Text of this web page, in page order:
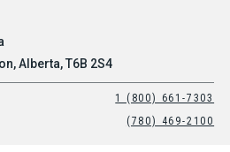
Alberta, T6B 2S4
1 (800) 661-7303
(780) 469-2100